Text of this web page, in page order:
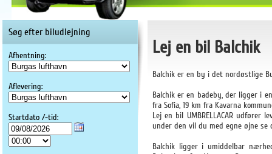
Søg efter biludlejning
Afhentning:
Aflevering:
Startdato /-tid:
Lej en bil Balchik
Balchik er en by i det nordøstlige
Balchik er en badeby, der ligger i
fra Sofia, 19 km fra Kavarna
Lej en bil UMBRELLACAR
under den vil du med egne øjne se
Balchik ligger i umiddelbar